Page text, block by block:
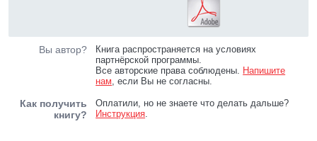
Вы автор?
Книга распространяется на условиях
партнёрской программы.
Все авторские права соблюдены. Напишите
нам, если Вы не согласны.
Как получить
книгу?
Оплатили, но не знаете что делать дальше?
Инструкция.